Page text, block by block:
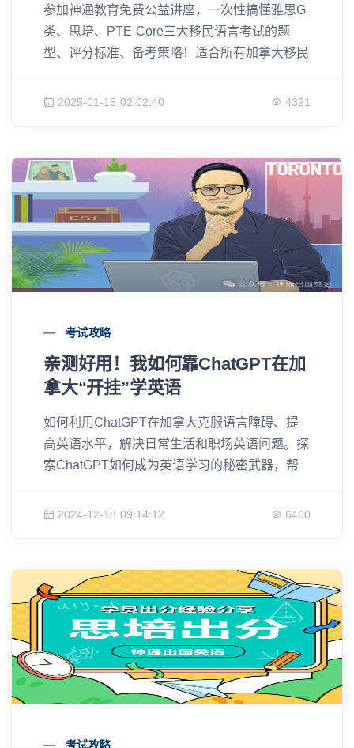
参加神通教育免费公益讲座，一次性搞懂雅思G
类、思培、PTE Core三大移民语言考试的题
型、评分标准、备考策略！适合所有加拿大移民
试，少走弯路。
2025-01-15 02:02:40 4321
考试攻略
亲测好用！我如何靠ChatGPT在加
拿大“开挂”学英语
如何利用ChatGPT在加拿大克服语言障碍、提
高英语水平，解决日常生活和职场英语问题。探
索ChatGPT如何成为英语学习的秘密武器，帮
2024-12-18 09:14:12 6400
考试攻略